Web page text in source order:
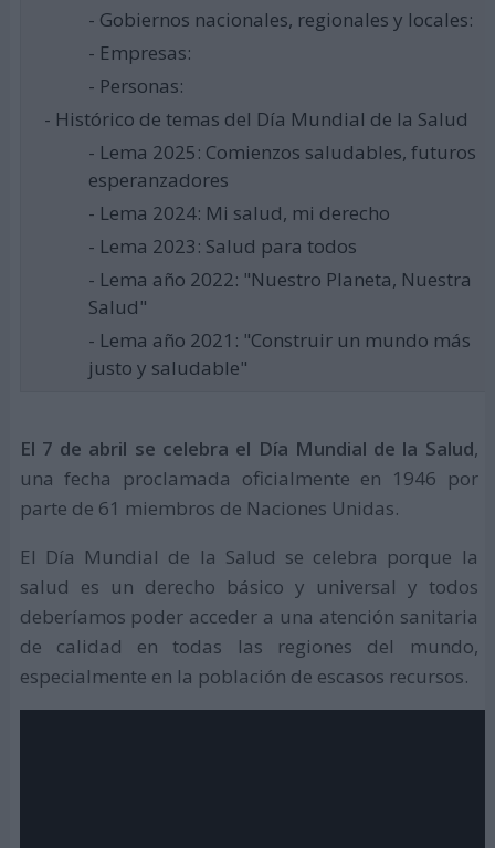
- Gobiernos nacionales, regionales y locales:
- Empresas:
- Personas:
- Histórico de temas del Día Mundial de la Salud
- Lema 2025: Comienzos saludables, futuros
esperanzadores
- Lema 2024: Mi salud, mi derecho
- Lema 2023: Salud para todos
- Lema año 2022: "Nuestro Planeta, Nuestra
Salud"
- Lema año 2021: "Construir un mundo más
justo y saludable"
El 7 de abril se celebra el Día Mundial de la Salud,
una fecha proclamada oficialmente en 1946 por
parte de 61 miembros de Naciones Unidas.
El Día Mundial de la Salud se celebra porque la
salud es un derecho básico y universal y todos
deberíamos poder acceder a una atención sanitaria
de calidad en todas las regiones del mundo,
especialmente en la población de escasos recursos.